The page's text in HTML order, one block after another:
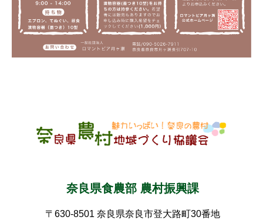
奈良県食農部 農村振興課
〒630-8501 奈良県奈良市登大路町30番地